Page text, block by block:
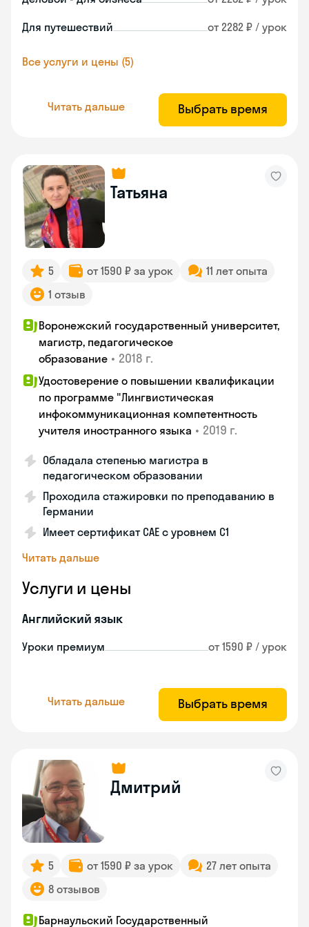
Для путешествий от 2282 ₽ / урок
Все услуги и цены (5)
Читать дальше Выбрать время
Татьяна
5 от 1590 ₽ за урок
11 лет опыта
1 отзыв
Воронежский государственный университет,
магистр, педагогическое
образование • 2018 г.
Удостоверение о повышении квалификации
по программе "Лингвистическая
инфокоммуникационная компетентность
учителя иностранного языка • 2019 г.
Обладала степенью магистра в
педагогическом образовании
Проходила стажировки по преподаванию в
Германии
Имеет сертификат САЕ с уровнем С1
Читать дальше
Услуги и цены
Английский язык
Уроки премиум от 1590 ₽ / урок
Читать дальше Выбрать время
Дмитрий
5 от 1590 ₽ за урок
27 лет опыта
8 отзывов
Барнаульский Государственный